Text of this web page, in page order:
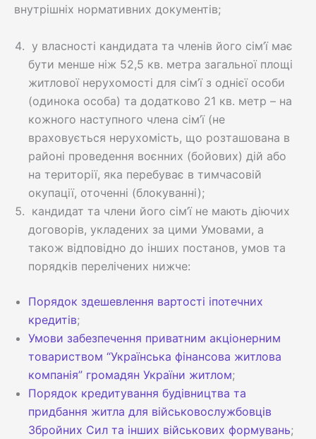
внутрішніх нормативних документів;
у власності кандидата та членів його сім’ї має
бути менше ніж 52,5 кв. метра загальної площі
житлової нерухомості для сім’ї з однієї особи
(одинока особа) та додатково 21 кв. метр – на
кожного наступного члена сім’ї (не
враховується нерухомість, що розташована в
районі проведення воєнних (бойових) дій або
на території, яка перебуває в тимчасовій
окупації, оточенні (блокуванні);
кандидат та члени його сім’ї не мають діючих
договорів, укладених за цими Умовами, а
також відповідно до інших постанов, умов та
порядків перелічених нижче:
Порядок здешевлення вартості іпотечних
кредитів;
Умови забезпечення приватним акціонерним
товариством “Українська фінансова житлова
компанія” громадян України житлом;
Порядок кредитування будівництва та
придбання житла для військовослужбовців
Збройних Сил та інших військових формувань;